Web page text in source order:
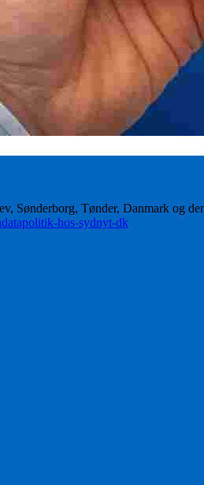
Sønderborg, Tønder, Danmark og
hos-sydnyt-dk